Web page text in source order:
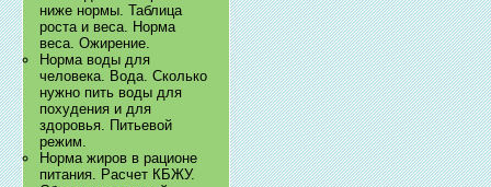
ниже нормы. Таблица
роста и веса. Норма
веса. Ожирение.
Норма воды для
человека. Вода. Сколько
нужно пить воды для
похудения и для
здоровья. Питьевой
режим.
Норма жиров в рационе
питания. Расчет КБЖУ.